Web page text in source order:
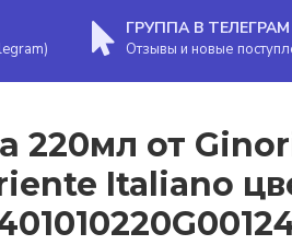
ГРУППА В ТЕЛЕГРАМ
Отзывы и новые
220мл от
Italiano